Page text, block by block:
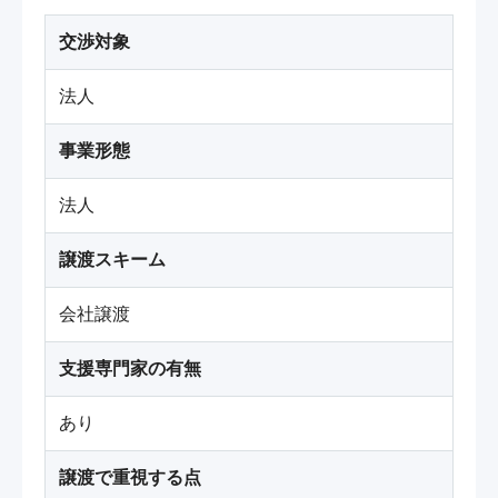
交渉対象
法人
事業形態
法人
譲渡スキーム
会社譲渡
支援専門家の有無
あり
譲渡で重視する点